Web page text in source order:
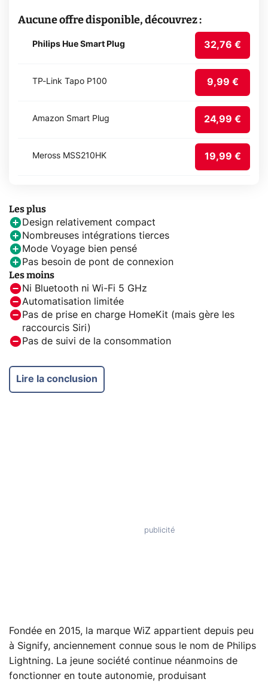
Aucune offre disponible, découvrez :
Philips Hue Smart Plug 32,76 €
TP-Link Tapo P100 9,99 €
Amazon Smart Plug 24,99 €
Meross MSS210HK 19,99 €
Les plus
Design relativement compact
Nombreuses intégrations tierces
Mode Voyage bien pensé
Pas besoin de pont de connexion
Les moins
Ni Bluetooth ni Wi-Fi 5 GHz
Automatisation limitée
Pas de prise en charge HomeKit (mais gère les
raccourcis Siri)
Pas de suivi de la consommation
Lire la conclusion
Fondée en 2015, la marque WiZ appartient depuis peu
à Signify, anciennement connue sous le nom de Philips
Lightning. La jeune société continue néanmoins de
fonctionner en toute autonomie, produisant